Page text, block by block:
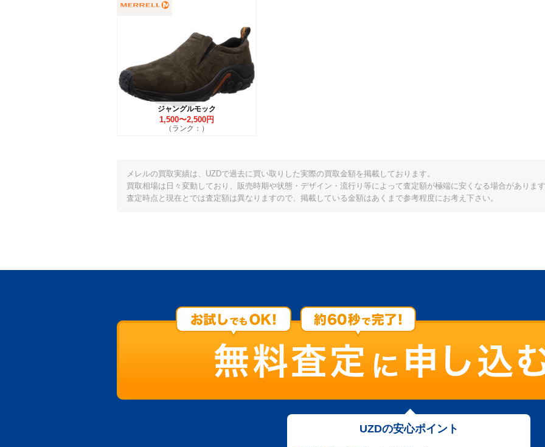
ジャングルモック
1,500〜2,500円
（ランク：）
メレルの買取実績は、UZDで過去に買い取りした実際の買取金額を掲載しております。
買取相場は日々変動しており、販売時期や状態・デザイン・流行り等によって査定額が極端に安くなる場合がありま
査定時点と現在とでは査定額は異なりますので、掲載している金額はあくまで参考程度にお考え下さい。
UZDの安心ポイント